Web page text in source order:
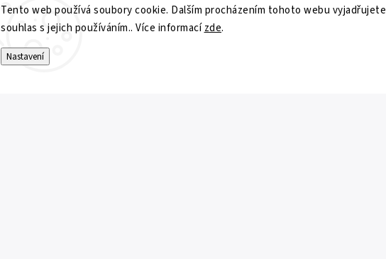
Tento web používá soubory cookie. Dalším procházením tohoto webu vyjadřujete
souhlas s jejich používáním.. Více informacízde.
Nastavení